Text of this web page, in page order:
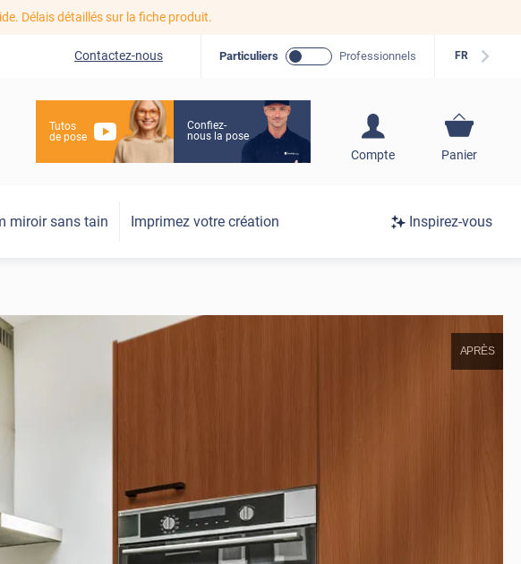
Délais détaillés sur la fiche produit.
Contactez-nous Particuliers Professionnels FR
Tutos
de pose
Confiez-
nous la pose
Compte
S'inscrire / Se
Panier
miroir sans tain Imprimez votre création Inspirez-vous
APRÈS